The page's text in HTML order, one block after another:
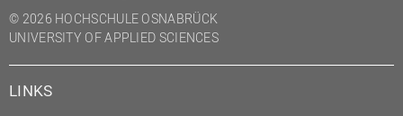
© 2026 HOCHSCHULE OSNABRÜCK
UNIVERSITY OF APPLIED SCIENCES
LINKS